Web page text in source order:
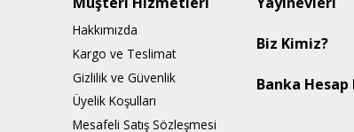
Hakkımızda
Kargo ve Teslimat
Gizlilik ve Güvenlik
Üyelik Koşulları
Mesafeli Satış Sözleşmesi
Biz Kimiz?
Banka